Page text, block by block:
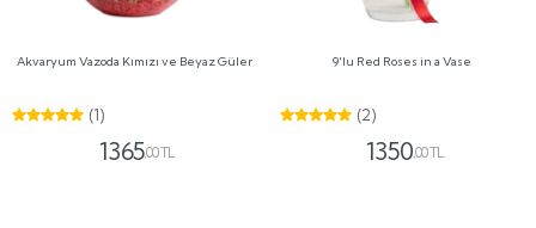
Akvaryum Vazoda Kımızı ve Beyaz Güler
(1)
1365,00 TL
9'lu Red Roses in a Vase
(2)
1350,00 TL